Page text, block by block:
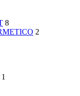
8
2
1